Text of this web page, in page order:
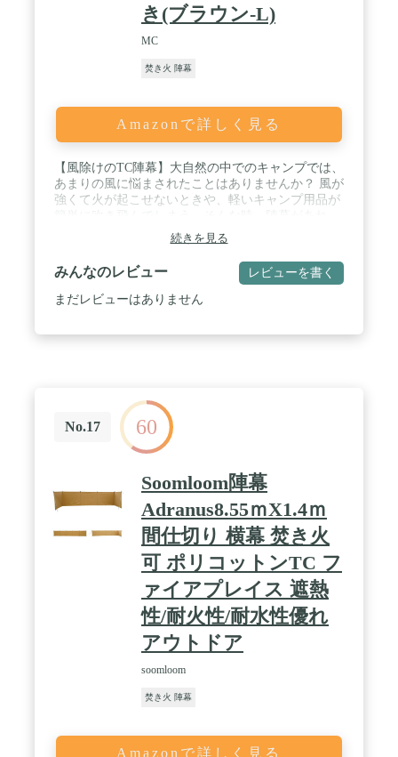
テーブル 囲炉裏 テーブル 焚き火テーブル 焚火 囲
炉裏ラックテーブル グリル ウッド ファイアープレ
イス レジャーテーブル コンパクト 収納 折りたたみ
ト タープ 壁 フェンス
き(ブラウン-L)
MC
焚き火 陣幕
Amazonで詳しく見る
【風除けのTC陣幕】大自然の中でのキャンプでは、
あまりの風に悩まされたことはありませんか？ 風が
強くて火が起こせないときや、軽いキャンプ用品が
ば、すべての問題を解決することができます。TC陣
幕は風を遮り、見た目にも美しいだけでなく、キャ
ンプ場で自分だけのプライベートな空間を作ること
ができます。 / 【耐久性良いTC生地】コットン
35%、ポリエステル65%、TC素材（ポリコットン）
4.2kg。風除けばもちろん、目隠しにもなってソロキ
ャンプで焚火タープと併用するのを楽しみます。 /
【様々な陣幕の使用方法】TC横幕本体を4分割する
ための5本のサポートポールが付属しているので、
テントに合わせて自由にセットアップができます。
Ｉ字、L字とコ字などに張ることができて、多方向
からの風を遮る風防として活用する事ができます。
/ 【安心の対応サービス】高品質の商品だから、ご
安心して購入してください。 ご購入後12ヶ月のメー
カー保証が付いておりますので、使用中に何かお気
付き点やお問い合わせがございましたら、お気軽に
弊社までご連絡ください。
続きを見る
みんなのレビュー レビューを書く
まだレビューはありません
No.17 60
Soomloom陣幕
Adranus8.55ｍX1.4ｍ
間仕切り 横幕 焚き火
可 ポリコットンTC フ
ァイアプレイス 遮熱
性/耐火性/耐水性優れ
アウトドア
soomloom
焚き火 陣幕
Amazonで詳しく見る